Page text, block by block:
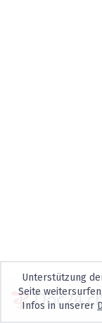
Unterstützung
Seite
Infos in unserer